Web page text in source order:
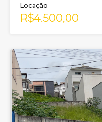
Locação
R$4.500,00